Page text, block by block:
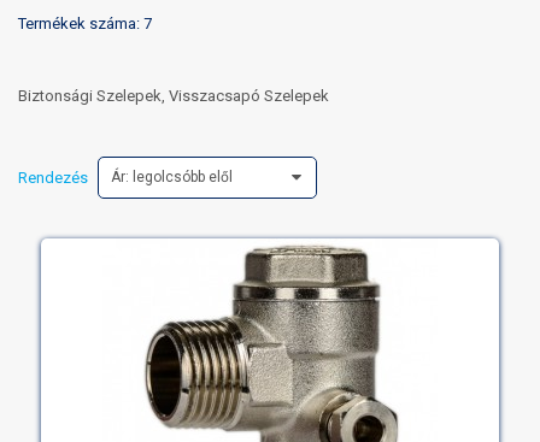
Termékek száma: 7
Biztonsági Szelepek, Visszacsapó Szelepek
Rendezés Ár: legolcsóbb elől